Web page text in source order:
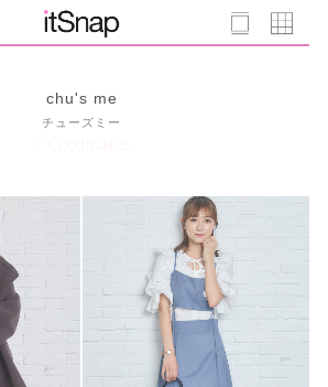
chu's me
チューズミー
2 Coodinates